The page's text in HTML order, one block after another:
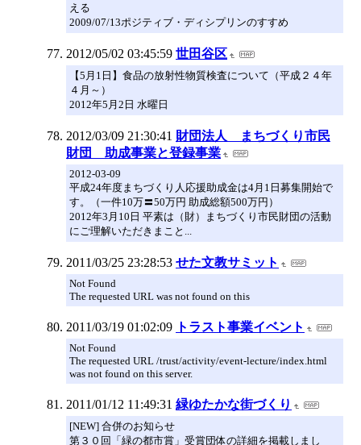
える
2009/07/13ポジティブ・ディシプリンのすすめ
2012/05/02 03:45:59 世田谷区
【5月1日】食品の放射性物質検査について（平成２４年
４月～）
2012年5月2日 水曜日
2012/03/09 21:30:41 財団法人 まちづくり市民
財団 助成事業と登録事業
2012-03-09
平成24年度まちづくり人応援助成金は4月1日募集開始で
す。（一件10万〓50万円 助成総額500万円）
2012年3月10日 平素は（財）まちづくり市民財団の活動
にご理解いただきまこと...
2011/03/25 23:28:53 せた文教サミット
Not Found
The requested URL was not found on this
2011/03/19 01:02:09 トラスト事業イベント
Not Found
The requested URL /trust/activity/event-lecture/index.html
was not found on this server.
2011/01/12 11:49:31 緑ゆたかな街づくり
[NEW] 合併のお知らせ
第３０回「緑の都市賞」受賞団体の詳細を掲載しまし